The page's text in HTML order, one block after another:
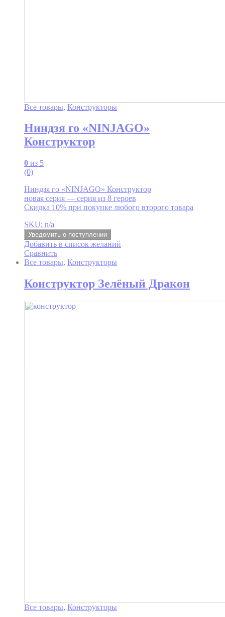
Все товары, Конструкторы
Ниндзя го «NINJAGO»
Конструктор
0 из 5
(0)
Ниндзя го «NINJAGO» Конструктор
новая серия — серия из 8 героев
Скидка 10% при покупке любого второго товара
SKU: n/a
Уведомить о поступлении
Добавить в список желаний
Сравнить
Все товары, Конструкторы
Конструктор Зелёный Дракон
Все товары, Конструкторы